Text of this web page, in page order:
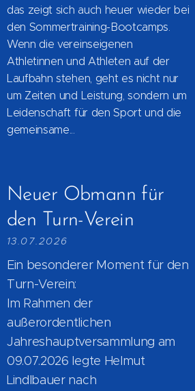
das zeigt sich auch heuer wieder bei
den Sommertraining-Bootcamps.
Wenn die vereinseigenen
Athletinnen und Athleten auf der
Laufbahn stehen, geht es nicht nur
um Zeiten und Leistung, sondern um
Leidenschaft für den Sport und die
gemeinsame...
Neuer Obmann für
den Turn-Verein
13.07.2026
Ein besonderer Moment für den
Turn-Verein:
Im Rahmen der
außerordentlichen
Jahreshauptversammlung am
09.07.2026 legte Helmut
Lindlbauer nach